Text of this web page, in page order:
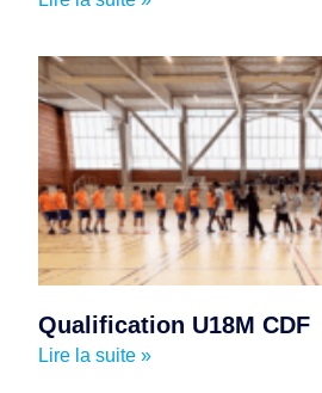
Qualification U18M CDF
Lire la suite »